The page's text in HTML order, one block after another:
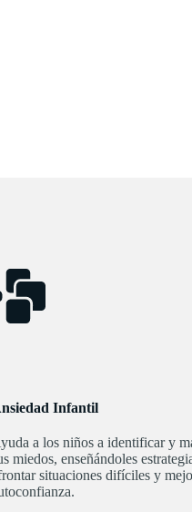
Infantil
a los niños a identificar y
miedos, enseñándoles
situaciones difíciles y